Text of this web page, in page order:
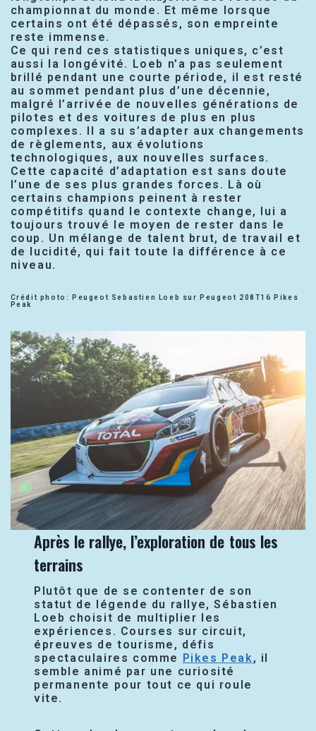
championnat du monde. Et même lorsque
certains ont été dépassés, son empreinte
reste immense.
Ce qui rend ces statistiques uniques, c’est
aussi la longévité. Loeb n’a pas seulement
brillé pendant une courte période, il est resté
au sommet pendant plus d’une décennie,
malgré l’arrivée de nouvelles générations de
pilotes et des voitures de plus en plus
complexes. Il a su s’adapter aux changements
de règlements, aux évolutions
technologiques, aux nouvelles surfaces.
Cette capacité d’adaptation est sans doute
l’une de ses plus grandes forces. Là où
certains champions peinent à rester
compétitifs quand le contexte change, lui a
toujours trouvé le moyen de rester dans le
coup. Un mélange de talent brut, de travail et
de lucidité, qui fait toute la différence à ce
niveau.
Crédit photo: Peugeot Sebastien Loeb sur Peugeot 208T16 Pikes
Peak
Après le rallye, l’exploration de tous les
terrains
Plutôt que de se contenter de son
statut de légende du rallye, Sébastien
Loeb choisit de multiplier les
expériences. Courses sur circuit,
épreuves de tourisme, défis
spectaculaires comme Pikes Peak , il
semble animé par une curiosité
permanente pour tout ce qui roule
vite.